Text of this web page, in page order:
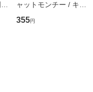
ャットモンチー / キュ
ーンレコード [CD]
【メール便送料無料】
355円